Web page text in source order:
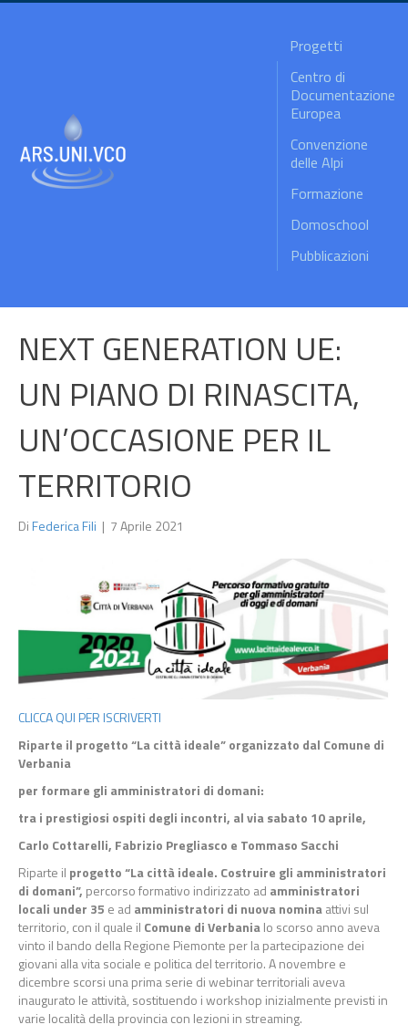
Progetti
Centro di
Documentazione
Europea
Convenzione
delle Alpi
Formazione
Domoschool
Pubblicazioni
NEXT GENERATION UE:
UN PIANO DI RINASCITA,
UN’OCCASIONE PER IL
TERRITORIO
DiFederica Fili | 7 Aprile 2021
CLICCA QUI PER ISCRIVERTI
Riparte il progetto “La città ideale” organizzato dal Comune di
Verbania
per formare gli amministratori di domani:
tra i prestigiosi ospiti degli incontri, al via sabato 10 aprile,
Carlo Cottarelli, Fabrizio Pregliasco e Tommaso Sacchi
Riparte il progetto “La città ideale. Costruire gli amministratori
di domani”, percorso formativo indirizzato ad amministratori
locali under 35 e ad amministratori di nuova nominaattivi sul
territorio, con il quale il Comune di Verbanialo scorso anno aveva
vinto il bando della Regione Piemonte per la partecipazione dei
giovani alla vita sociale e politica del territorio. A novembre e
dicembre scorsi una prima serie di webinar territoriali aveva
inaugurato le attività, sostituendo i workshop inizialmente previsti in
varie località della provincia con lezioni in streaming.